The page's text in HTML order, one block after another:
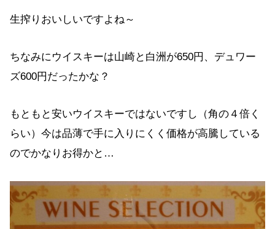
生搾りおいしいですよね～
ちなみにウイスキーは山崎と白洲が650円、デュワー
ズ600円だったかな？
もともと安いウイスキーではないですし（角の４倍く
らい）今は品薄で手に入りにくく価格が高騰している
のでかなりお得かと…